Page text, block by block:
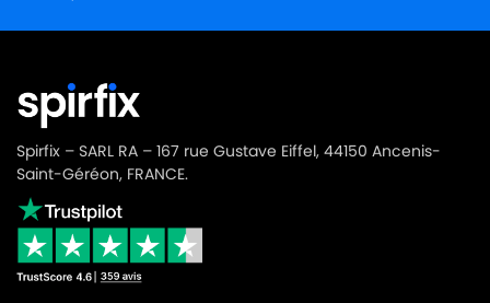
Spirfix – SARL RA – 167 rue Gustave Eiffel, 44150 Ancenis-
Saint-Géréon, FRANCE.